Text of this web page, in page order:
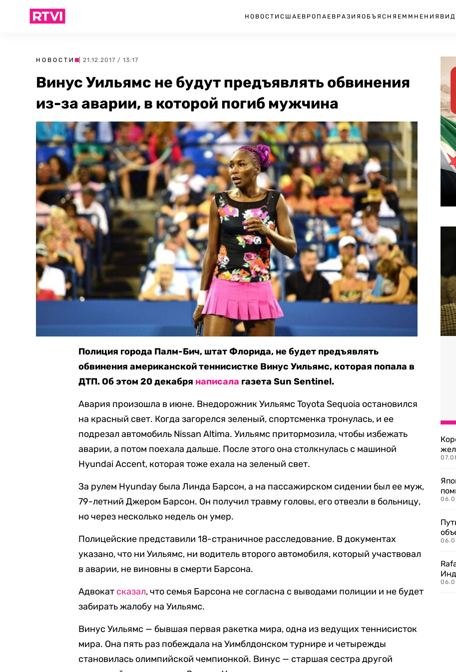
НОВОСТИ США ЕВРОПА ЕВРАЗИЯ ОБЪЯСНЯЕМ МНЕНИЯ
НОВОСТИ | 21.12.2017 / 13:17
Винус Уильямс не будут предъявлять обвинения
из-за аварии, в которой погиб мужчина
Полиция города Палм-Бич, штат Флорида, не будет предъявлять
обвинения американской теннисистке Винус Уильямс, которая попала в
ДТП. Об этом 20 декабря написала газета Sun Sentinel.
Авария произошла в июне. Внедорожник Уильямс Toyota Sequoia остановился
на красный свет. Когда загорелся зеленый, спортсменка тронулась, и ее
подрезал автомобиль Nissan Altima. Уильямс притормозила, чтобы избежать
аварии, а потом поехала дальше. После этого она столкнулась с машиной
Hyundai Accent, которая тоже ехала на зеленый свет.
За рулем Hyunday была Линда Барсон, а на пассажирском сидении был ее муж,
79-летний Джером Барсон. Он получил травму головы, его отвезли в больницу,
но через несколько недель он умер.
Полицейские представили 18-страничное расследование. В документах
указано, что ни Уильямс, ни водитель второго автомобиля, который участвовал
в аварии, не виновны в смерти Барсона.
Адвокат сказал, что семья Барсона не согласна с выводами полиции и не будет
забирать жалобу на Уильямс.
Винус Уильямс — бывшая первая ракетка мира, одна из ведущих теннисисток
мира. Она пять раз побеждала на Уимблдонском турнире и четырежды
становилась олимпийской чемпионкой. Винус — старшая сестра другой